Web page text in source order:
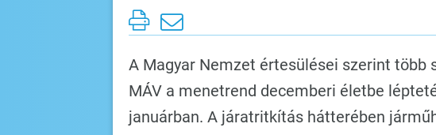
A Magyar Nemzet értesülései szerint több
MÁV a menetrend decemberi életbe
januárban. A járatritkítás hátterében